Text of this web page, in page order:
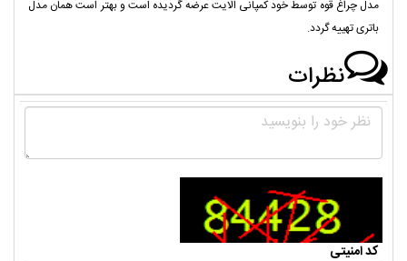
مدل چراغ قوه توسط خود کمپانی الایت عرضه گردیده است و بهتر است همان مدل
باتری تهییه گردد.
نظرات
کد امنیتی